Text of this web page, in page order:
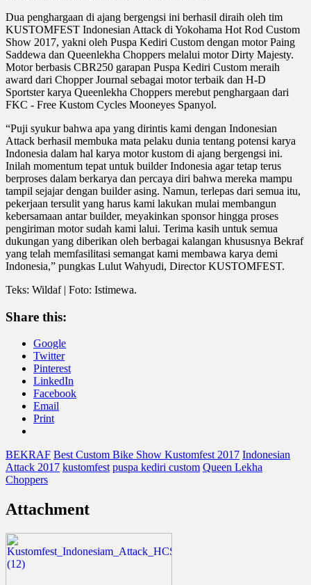
Dua penghargaan di ajang bergengsi ini berhasil diraih oleh tim
KUSTOMFEST Indonesian Attack di Yokohama Hot Rod Custom
Show 2017, yakni oleh Puspa Kediri Custom dengan motor Paing
Saddewa dan Queenlekha Choppers melalui motor Dirty Majesty.
Motor berbasis CBR250 garapan Puspa Kediri Custom meraih
award dari Chopper Journal sebagai motor terbaik dan H-D
Sportster karya Queenlekha Choppers merebut penghargaan dari
FKC - Free Kustom Cycles Mooneyes Spanyol.
“Puji syukur bahwa apa yang dirintis kami dengan Indonesian
Attack berhasil membuka mata pelaku dunia tentang potensi karya
Indonesia dalam hal karya motor kustom di ajang bergengsi ini.
Inilah momentum tepat untuk builder Indonesia agar tetap terus
berproses dalam berkarya dan percaya diri bahwa mereka mampu
tampil sejajar dengan builder asing. Namun, terlepas dari semua itu,
pekerjaan tersulit yang harus kami lakukan mulai membangun
kebersamaan antar builder, meyakinkan sponsor hingga proses
pengiriman motor sudah kami lalui. Terima kasih untuk semua
dukungan yang diberikan oleh berbagai kalangan khususnya Bekraf
yang telah memfasilitasi semangat kami membawa karya demi
Indonesia,” pungkas Lulut Wahyudi, Director KUSTOMFEST.
Teks: Wildaf | Foto: Istimewa.
Share this:
Google
Twitter
Pinterest
LinkedIn
Facebook
Email
Print
BEKRAF Best Custom Bike Show Kustomfest 2017 Indonesian
Attack 2017 kustomfest puspa kediri custom Queen Lekha
Choppers
Attachment